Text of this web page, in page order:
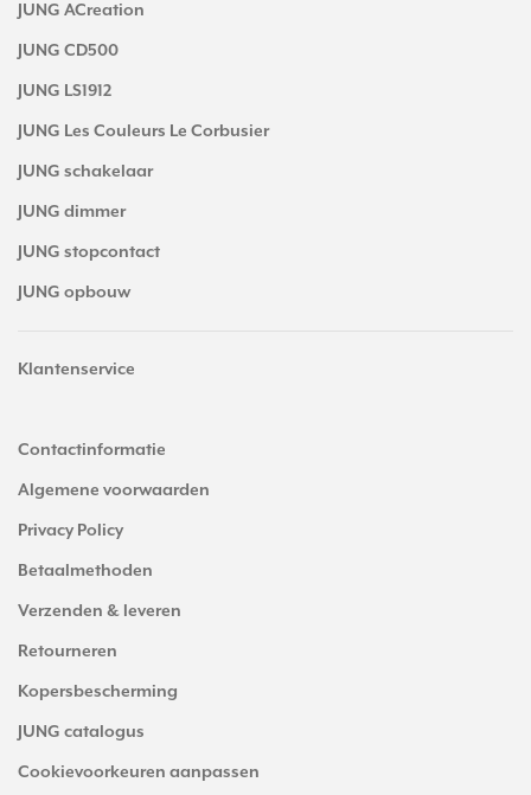
JUNG ACreation
JUNG CD500
JUNG LS1912
JUNG Les Couleurs Le Corbusier
JUNG schakelaar
JUNG dimmer
JUNG stopcontact
JUNG opbouw
Klantenservice
Contactinformatie
Algemene voorwaarden
Privacy Policy
Betaalmethoden
Verzenden & leveren
Retourneren
Kopersbescherming
JUNG catalogus
Cookievoorkeuren aanpassen